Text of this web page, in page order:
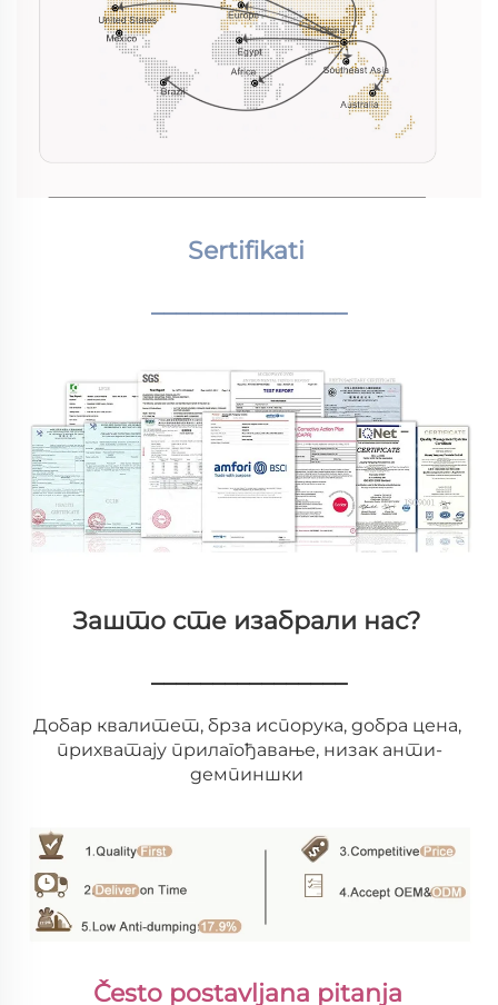
Sertifikati
________________
Зашто сте изабрали нас?
________________
Добар квалитет, брза испорука, добра цена,
прихватају прилагођавање, низак анти-
демпиншки
Često postavljana pitanja